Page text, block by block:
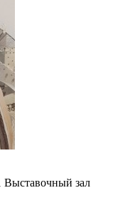
Выставочный зал